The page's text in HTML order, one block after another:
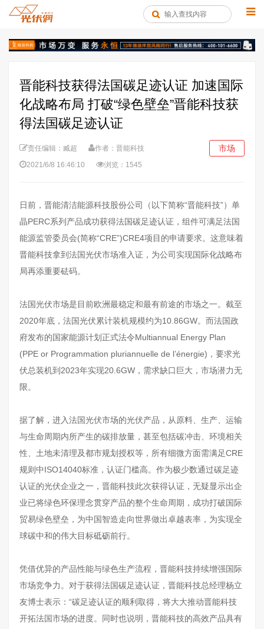
晋能科技获得法国碳足迹认证 加速国际
化战略布局 打破“绿色壁垒”晋能科技获
得法国碳足迹认证
责任编辑：臧超
作者：晋能科技
2021/6/8 16:46:10
浏览：1545
市场
日前，晋能清洁能源科技股份公司（以下简称“晋能科技”）单
晶PERC系列产品成功获得法国碳足迹认证，组件可满足法国
能源监管委员会(简称“CRE”)CRE4项目的申请要求。这意味着
晋能科技拿到法国光伏市场准入证，为公司实现国际化战略布
局再添重要砝码。
法国光伏市场是目前欧洲最稳定和最有前途的市场之一。截至
2020年底，法国光伏累计装机规模约为10.86GW。而法国政
府发布的国家能源计划正式法令Multiannual Energy Plan
(PPE or Programmation pluriannuelle de l’énergie)，要求光
伏总装机到2023年实现20.6GW，需求缺口巨大，市场潜力无
限。
据了解，进入法国光伏市场的光伏产品，从原料、生产、运输
与生命周期内所产生的碳排放量，甚至包括碳冲击、环境相关
性、土地未清理及都市规划授权等，所有细微方面需满足CRE
规则中ISO14040标准，认证门槛高。作为极少数通过碳足迹
认证的光伏企业之一，晋能科技此次获得认证，无疑显示出企
业已将绿色环保理念贯穿产品的整个生命周期，成功打破国际
贸易绿色壁垒，为中国智造走向世界做出卓越表率，为实现全
球碳中和的伟大目标砥砺前行。
凭借优异的产品性能与绿色生产流程，晋能科技持续增强国际
市场竞争力。对于获得法国碳足迹认证，晋能科技总经理杨立
友博士表示：“碳足迹认证的顺利取得，将大大推动晋能科技
开拓法国市场的进度。同时也说明，晋能科技的高效产品具有